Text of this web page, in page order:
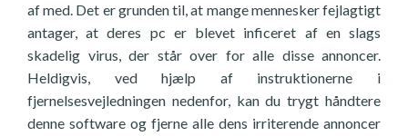
af med. Det er grunden til, at mange mennesker fejlagtigt
antager, at deres pc er blevet inficeret af en slags
skadelig virus, der står over for alle disse annoncer.
Heldigvis, ved hjælp af instruktionerne i
fjernelsesvejledningen nedenfor, kan du trygt håndtere
denne software og fjerne alle dens irriterende annoncer